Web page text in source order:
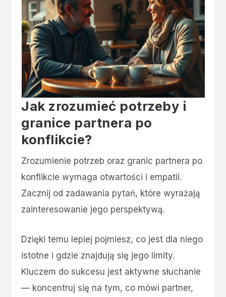
Jak zrozumieć potrzeby i
granice partnera po
konflikcie?
Zrozumienie potrzeb oraz granic partnera po
konflikcie wymaga otwartości i empatii.
Zacznij od zadawania pytań, które wyrażają
zainteresowanie jego perspektywą.
Dzięki temu lepiej pojmiesz, co jest dla niego
istotne i gdzie znajdują się jego limity.
Kluczem do sukcesu jest aktywne słuchanie
— koncentruj się na tym, co mówi partner,